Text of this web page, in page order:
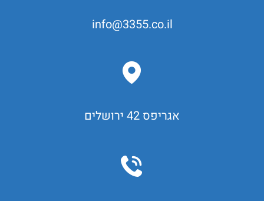
info@3355.co.il
אגריפס 42 ירושלים